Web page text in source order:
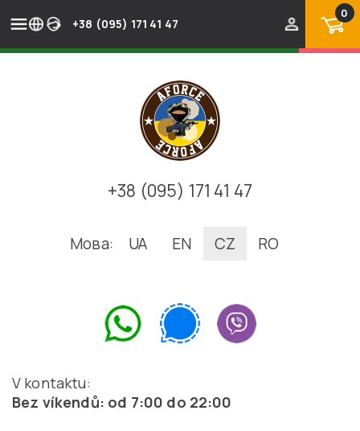
+38 (095) 171 41 47
0
+38 (095) 171 41 47
Мова: UA EN CZ RO
V kontaktu:
Bez víkendů: od 7:00 do 22:00